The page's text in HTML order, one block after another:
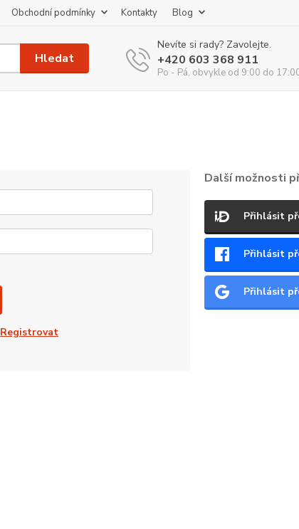
Obchodní podmínky Kontakty Blog
Hledat
Nevíte si rady? Zavolejte.
+420 603 368 911
Po - Pá, obvykle od 9:00 do
Registrovat
Další možnosti
Přihlásit
Přihlásit
Přihlásit